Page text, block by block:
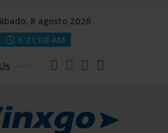
8 agosto 2026
6:21:09 AM